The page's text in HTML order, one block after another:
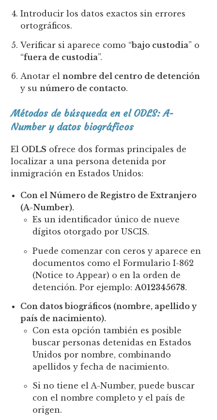
Introducir los datos exactos sin errores
ortográficos.
Verificar si aparece como “bajo custodia” o
“fuera de custodia”.
Anotar elnombre del centro de detención
y sunúmero de contacto.
Métodos de búsqueda en el ODLS: A-
Number y datos biográficos
El ODLS ofrece dos formas principales de
localizar a una persona detenida por
inmigración en Estados Unidos:
Con el Número de Registro de Extranjero
(A-Number).
Es un identificador único de nueve
dígitos otorgado por USCIS.
Puede comenzar con ceros y aparece en
documentos como el Formulario I-862
(Notice to Appear) o en la orden de
detención. Por ejemplo: A012345678.
Con datos biográficos (nombre, apellido y
país de nacimiento).
Con esta opción también es posible
buscar personas detenidas en Estados
Unidos por nombre, combinando
apellidos y fecha de nacimiento.
Si no tiene el A-Number, puede buscar
con el nombre completo y el país de
origen.